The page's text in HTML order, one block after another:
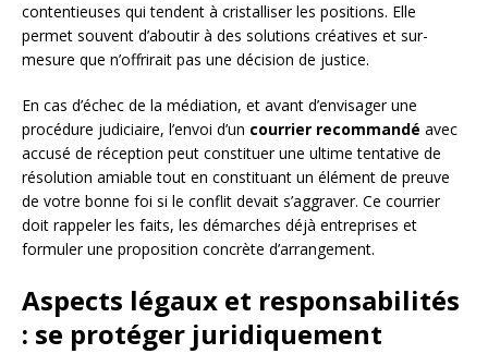
contentieuses qui tendent à cristalliser les positions. Elle
permet souvent d’aboutir à des solutions créatives et sur-
mesure que n’offrirait pas une décision de justice.
En cas d’échec de la médiation, et avant d’envisager une
procédure judiciaire, l’envoi d’un courrier recommandé avec
accusé de réception peut constituer une ultime tentative de
résolution amiable tout en constituant un élément de preuve
de votre bonne foi si le conflit devait s’aggraver. Ce courrier
doit rappeler les faits, les démarches déjà entreprises et
formuler une proposition concrète d’arrangement.
Aspects légaux et responsabilités
: se protéger juridiquement